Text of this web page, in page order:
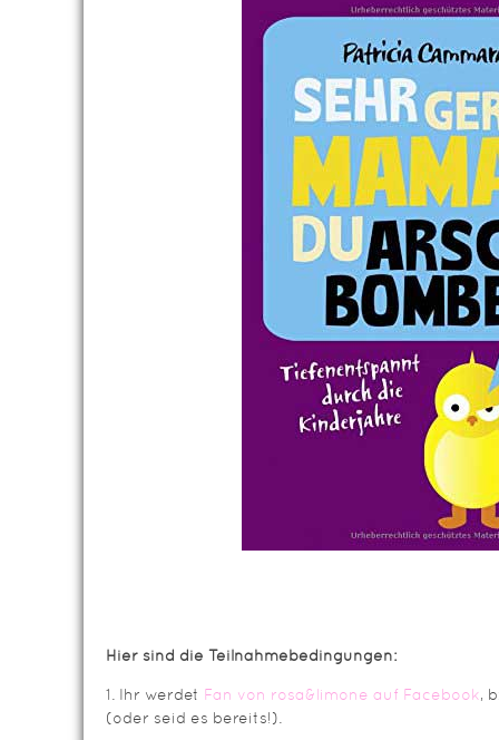
Hier sind die Teilnahmebedingungen:
1. Ihr werdet Fan von rosa&limone auf Facebook,
(oder seid es bereits!).